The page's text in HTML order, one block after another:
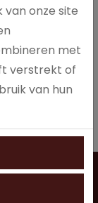
1052
onze site
met
verstrekt of
van hun